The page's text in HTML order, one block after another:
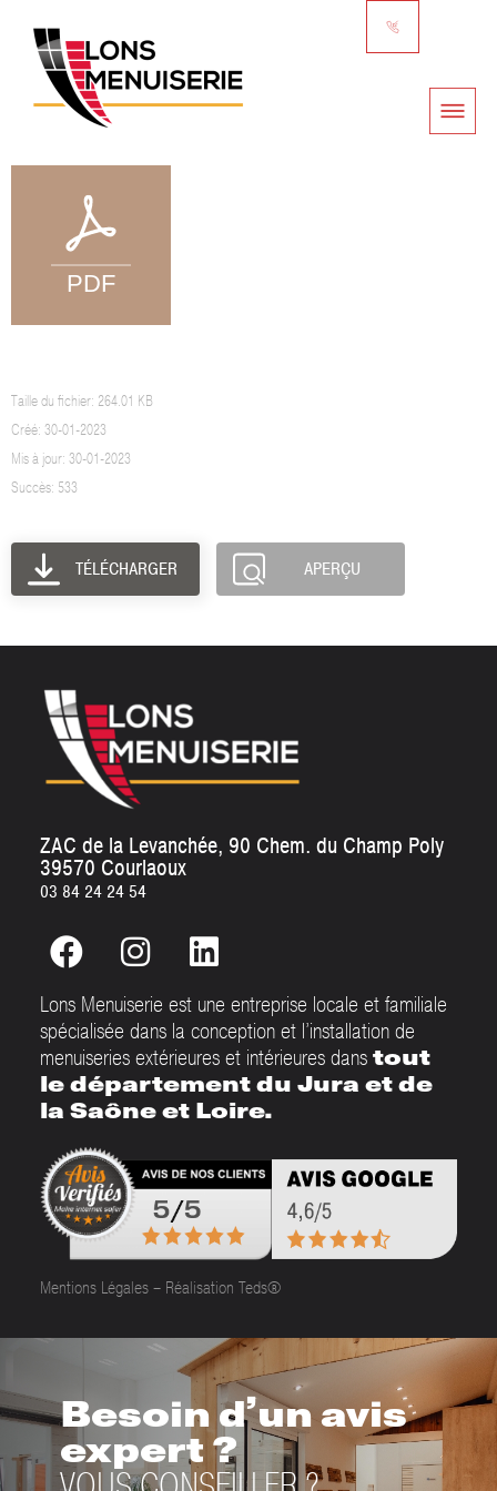
Taille du fichier: 264.01 KB
Créé: 30-01-2023
Mis à jour: 30-01-2023
Succès: 533
TÉLÉCHARGER APERÇU
ZAC de la Levanchée, 90 Chem. du Champ Poly
39570 Courlaoux
03 84 24 24 54
Lons Menuiserie est une entreprise locale et familiale
spécialisée dans la conception et l’installation de
menuiseries extérieures et intérieures danstout
le département du Jura et de
la Saône et Loire.
Mentions Légales– Réalisation Teds®
Besoin d’un avis
expert ?